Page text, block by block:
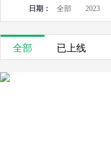
日期： 全部 2023
全部 已上线